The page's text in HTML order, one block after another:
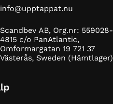
info@upptappat.nu
Scandbev AB, Org.nr: 559028-
4815 c/o PanAtlantic,
Omformargatan 19 721 37
Västerås, Sweden (Hämtlager)